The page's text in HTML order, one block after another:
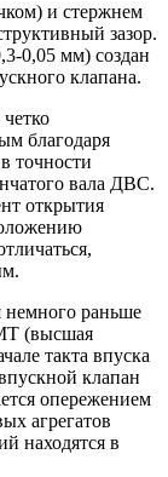
и стержнем
зазор.
0,05 мм) создан
клапана.
благодаря
точности
вала ДВС.
открытия
немного раньше
(высшая
такта впуска
клапан
опережением
агрегатов
находятся в